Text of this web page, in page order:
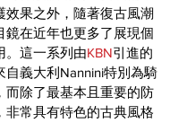
效果之外，隨著復古風潮
鏡在近年也更多了展現個
。這一系列由KBN引進的
自義大利Nannini特別為騎
而除了最基本且重要的防
非常具有特色的古典風格